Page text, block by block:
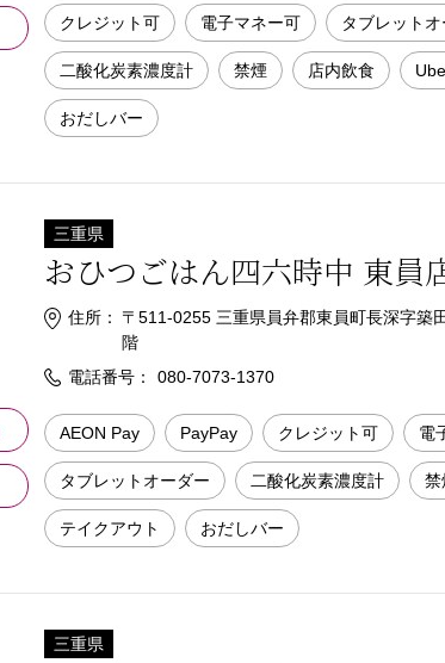
クレジット可 電子マネー可 タブレット
二酸化炭素濃度計 禁煙 店内飲食
おだしバー
三重県
おひつごはん四六時中 東員
住所：
〒511-0255 三重県員弁郡東員町長深字築
階
電話番号：
080-7073-1370
AEON Pay PayPay クレジット可 電
タブレットオーダー 二酸化炭素濃度計 禁
テイクアウト おだしバー
三重県